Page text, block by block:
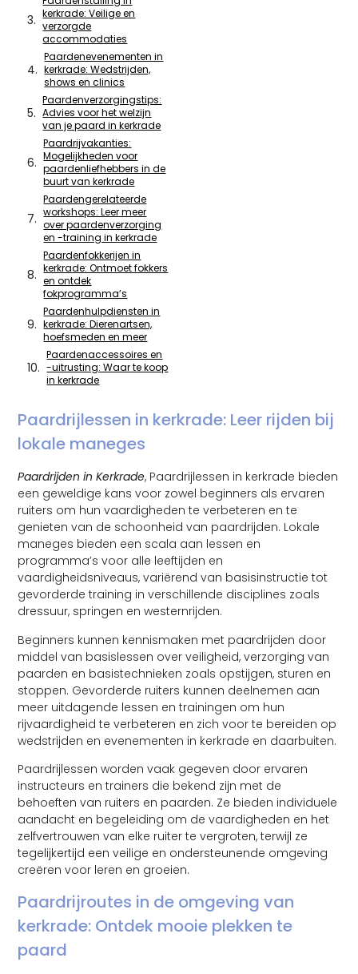
kerkrade: Veilige en
verzorgde
accommodaties
Paardenevenementen in
kerkrade: Wedstrijden,
shows en clinics
Paardenverzorgingstips:
Advies voor het welzijn
van je paard in kerkrade
Paardrijvakanties:
Mogelijkheden voor
paardenliefhebbers in de
buurt van kerkrade
Paardengerelateerde
workshops: Leer meer
over paardenverzorging
en -training in kerkrade
Paardenfokkerijen in
kerkrade: Ontmoet fokkers
en ontdek
fokprogramma’s
Paardenhulpdiensten in
kerkrade: Dierenartsen,
hoefsmeden en meer
Paardenaccessoires en
-uitrusting: Waar te koop
in kerkrade
Paardrijlessen in kerkrade: Leer rijden bij
lokale maneges
Paardrijden in Kerkrade, Paardrijlessen in kerkrade bieden
een geweldige kans voor zowel beginners als ervaren
ruiters om hun vaardigheden te verbeteren en te
genieten van de schoonheid van paardrijden. Lokale
maneges bieden een scala aan lessen en
programma’s voor alle leeftijden en
vaardigheidsniveaus, variërend van basisinstructie tot
gevorderde training in verschillende disciplines zoals
dressuur, springen en westernrijden.
Beginners kunnen kennismaken met paardrijden door
middel van basislessen over veiligheid, verzorging van
paarden en basistechnieken zoals opstijgen, sturen en
stoppen. Gevorderde ruiters kunnen deelnemen aan
meer uitdagende lessen en trainingen om hun
rijvaardigheid te verbeteren en zich voor te bereiden op
wedstrijden en evenementen in kerkrade en daarbuiten.
Paardrijlessen worden vaak gegeven door ervaren
instructeurs en trainers die bekend zijn met de
behoeften van ruiters en paarden. Ze bieden individuele
aandacht en begeleiding om de vaardigheden en het
zelfvertrouwen van elke ruiter te vergroten, terwijl ze
tegelijkertijd een veilige en ondersteunende omgeving
creëren voor leren en groeien.
Paardrijroutes in de omgeving van
kerkrade: Ontdek mooie plekken te
paard